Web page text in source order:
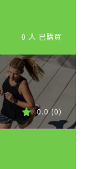
0 人 已購買
0.0 (0)